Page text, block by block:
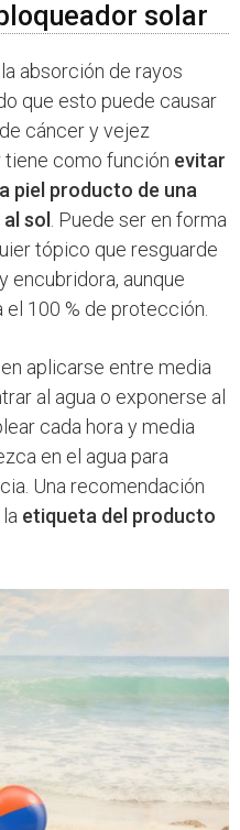
solar
absorción de rayos
que esto puede causar
cáncer y vejez
como función evitar
piel producto de una
sol
. Puede ser en forma
tópico que resguarde
encubridora, aunque
100 % de protección.
aplicarse entre media
al agua o exponerse al
cada hora y media
en el agua para
Una recomendación
etiqueta del producto